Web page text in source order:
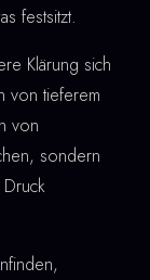
festsitzt.
Klärung sich
von tieferem
von
sondern